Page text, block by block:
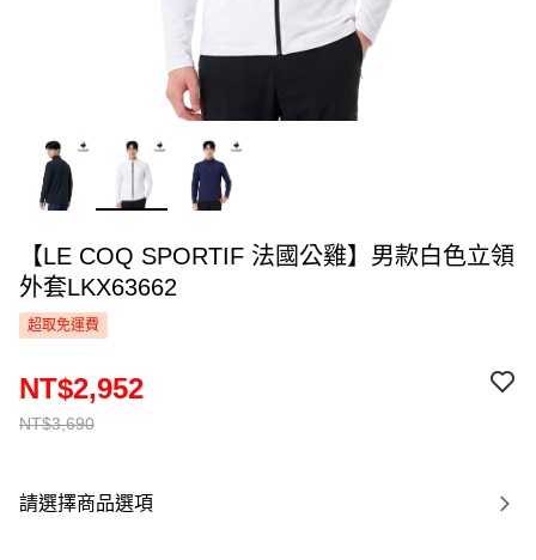
【LE COQ SPORTIF 法國公雞】男款白色立領
外套LKX63662
超取免運費
NT$3,690
NT$2,952
請選擇商品選項